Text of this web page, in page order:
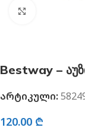
Bestway –
არტიკული:
120.00 ₾